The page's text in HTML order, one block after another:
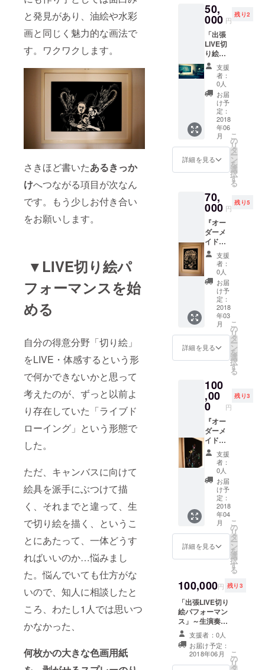
と発見があり、油絵や水彩
画と同じく魅力的な画法で
す。ワクワクします。
さきほど書いたあるきっか
けへつながる項目が次なん
です。もう少しお付き合い
をお願いします。
▼LIVE切り絵パ
フォーマンスを始
める
自分の得意分野「切り絵」
をLIVE・体感するという形
で何かできないかと思って
考えたのが、ずっと以前よ
り存在していた「ライブド
ローイング」という形態で
した。
ただ、キャンバスに向けて
絵具を派手にぶつけて描
く、それまでと違って、生
で切り絵を描く、というこ
とにあたって、一体どうす
ればいいのか…悩みまし
た。悩んでいても仕方がな
いので、知人に相談したと
ころ、わたし1人では思いつ
かなかった、
何枚かの大きな色画用紙
ら、1時
間ほど
の制作
パ
フォー
マンス
となり
ます。
兵庫県
在住で
すの
で、地
域に
よって
は会場
交通
費・駐
く場合
もあり
ます。
また、
大きな
ベニヤ
板を持
ちこん
でそこ
へ画用
紙を貼
りつけ
て、
カッ
ターで
にして
いきま
られる
壁面が
必要と
なりま
す。
（作品
サイズ
は約
1500ｍ
×1000
ｍｍほ
どです
が、ベ
ニヤ板
は2枚並
ｍ四
方） 詳
方は
メール
をお送
りくだ
さい。
できる
だけ皆
様に負
担のな
けの切
り絵作
品を描
きま
す。
用紙に
下絵を
描いた
紙を重
ねて2枚
同時に
切り抜
いてい
きま
す。完
成後、
画用紙
は作品
になり
ます。
剥がし
た下絵
れてい
たりし
ます
が、本
作品と
同じよ
うに絵
柄が切
り抜か
れてお
りま
す。
（Lサイ
ズ…約
1570ｍ
ｍ
×1111
※作品タ
は選べ
ませ
ん。
50,
000 円
残り2
「出張
LIVE切
り絵パ
フォー
マン
ス」～
ミュー
ジシャ
ンの生
演奏と
ともに
～ あな
たの街
へ、会
場へ、
黒い
バスを
切り抜
いて作
品を描
くパ
フォー
マンス
を公演
しにま
いりま
す。会
場規模
はこれ
まで、
カフェ
バー、
図書館
学校体
育館、
路上、
など
様々な
場所で
行って
まいり
まし
た。
50000
円の
コース
では、
簡易的
な音響
機材を
持参し
ンの生
演奏と
ともに
おこな
う、1時
間ほど
の制作
パ
フォー
支援
者：
0人
お届
け予
定：
2018
年06
月
詳細を見る
こ
の
リ
タ
ー
ン
を
選
択
す
る
70,
000 円
残り5
『オー
ダーメ
イド作
品制作
（530×
455）＋
白い切
り絵の
ポスト
カード
20種
（非売
品）』
額装し
た作品
を、オ
ルで制
作いた
しま
す。サ
イズは
F10（5
30×455
）。 ご
家族・
ご友人
のため
の贈り
物や、
または
「おま
かせ
で」と
いう形
で、あ
なただ
り絵作
品を描
きま
す。
支援
者：
0人
お届
け予
定：
2018
年03
月
詳細を見る
こ
の
リ
タ
ー
ン
を
選
択
す
る
100
,00
0 円
残り3
『オー
ダーメ
イド作
品制作
（606×
500）＋
白い切
り絵の
ポスト
カード
20種
（非売
品）』
額装し
た作品
を、オ
ルで制
作いた
しま
す。サ
イズは
06×500
）。 ご
家族・
ご友人
支援
者：
0人
お届
け予
定：
2018
年04
月
詳細を見る
こ
の
リ
タ
ー
ン
を
選
択
す
る
100,000円 残り3
「出張LIVE切り
絵パフォーマン
ス」～生演奏&
完成作品をつけ
ます～ あなたの
街へ、会場へ、
黒いキャンバス
支援者：0人
お届け予定：
2018年06月
こ
の
リ